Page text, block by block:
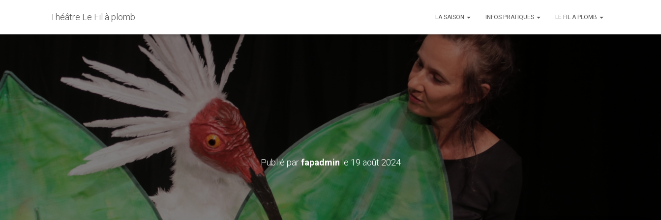
Théâtre Le Fil à plomb LA SAISON INFOS PRATIQUES LE FIL A PLOMB
L’envolée de Shemza – Du mardi 24 au samedi 28
décembre 2024 à 15h30 (relâche le 25 décembre)
Publié parfapadminle 19 août 2024